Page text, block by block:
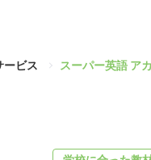
ービス スーパー英語 ア